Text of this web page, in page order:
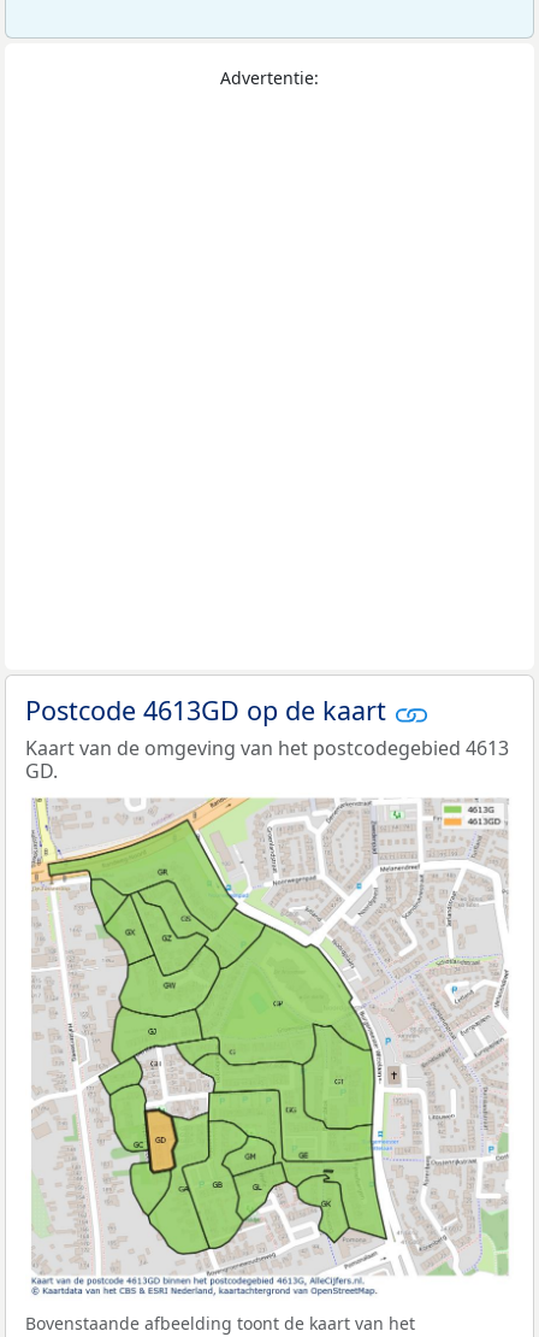
Advertentie:
Postcode 4613GD op de kaart
Kaart van de omgeving van het postcodegebied 4613
GD.
Bovenstaande afbeelding toont de kaart van het